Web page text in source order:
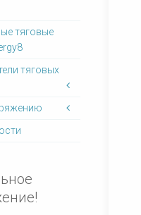
тяговые
тяговых